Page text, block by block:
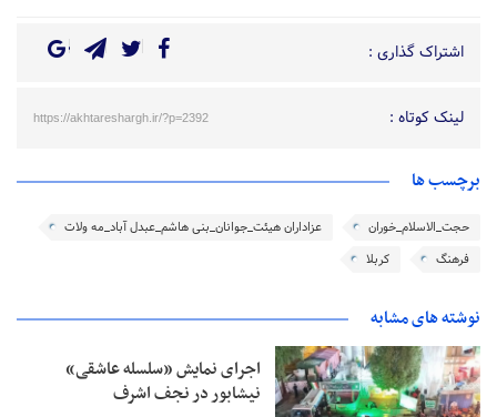
اشتراک گذاری :
لینک کوتاه : https://akhtareshargh.ir/?p=2392
برچسب ها
حجت_الاسلام_خوران
عزاداران هیئت_جوانان_بنی هاشم_عبدل آباد_مه ولات
فرهنگ
کربلا
نوشته های مشابه
اجرای نمایش «سلسله عاشقی»
نیشابور در نجف اشرف